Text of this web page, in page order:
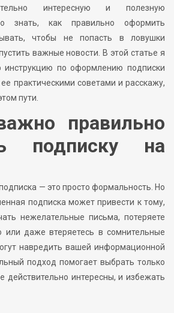
интересную и полезную
знать, как правильно оформить
чтобы не попасть в ловушки
важные новости. В этой статье я
инструкцию по оформлению подписки
практическими советами и расскажу,
пути.
правильно
подписку на
— это просто формальность. Но
подписка может привести к тому,
нежелательные письма, потеряете
даже втеряетесь в сомнительные
навредить вашей информационной
подход помогает выбрать только
действительно интересны, и избежать